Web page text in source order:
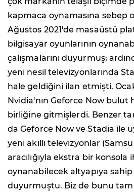
kapmaca oynamasına sebep
Ağustos 2021'de masaüstü
bilgisayar oyunlarının
çalışmalarını duyurmuş;
yeni nesil televizyonlarında
hale geldiğini ilan etmişti.
Nvidia'nın Geforce Now bulut
birliğine gitmişlerdi. Benzer
da Geforce Now ve Stadia ile
yeni akıllı televizyonlar
aracılığıyla ekstra bir konsola
oynanabilecek altyapıya sahip
duyurmuştu. Biz de bunu tam